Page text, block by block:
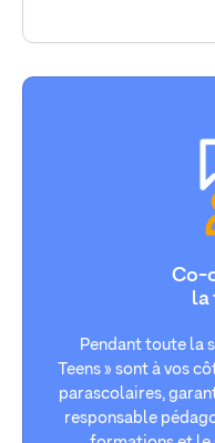
Co-
la
Pendant toute la
Teens » sont à vos
parascolaires,
responsable